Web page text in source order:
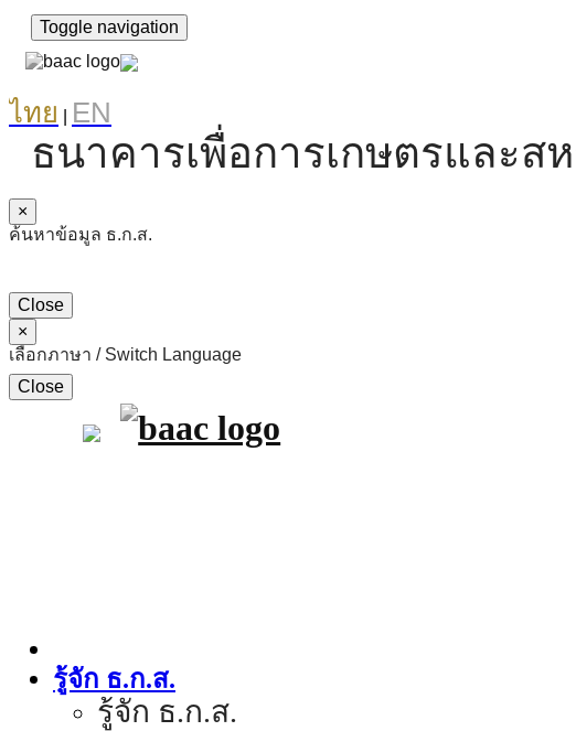
Toggle navigation
ไทย EN
ธนาคารเพื่อการเกษตรและส
×
ค้นหาข้อมูล ธ.ก.ส.
Close
×
เลือกภาษา / Switch Language
Close
รู้จัก ธ.ก.ส.
รู้จัก ธ.ก.ส.